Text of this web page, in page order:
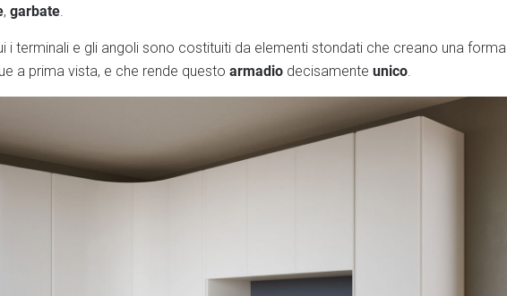
, garbate.
i terminali e gli angoli sono costituiti da elementi stondati che creano una forma
a prima vista, e che rende questo armadio decisamente unico.